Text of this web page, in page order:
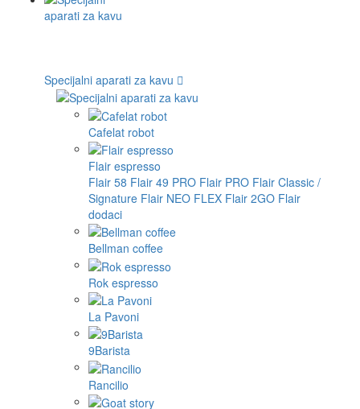
Specijalni aparati za kavu
Cafelat robot
Flair espresso
Flair 58 Flair 49 PRO Flair PRO Flair Classic /
Signature Flair NEO FLEX Flair 2GO Flair
dodaci
Bellman coffee
Rok espresso
La Pavoni
9Barista
Rancilio